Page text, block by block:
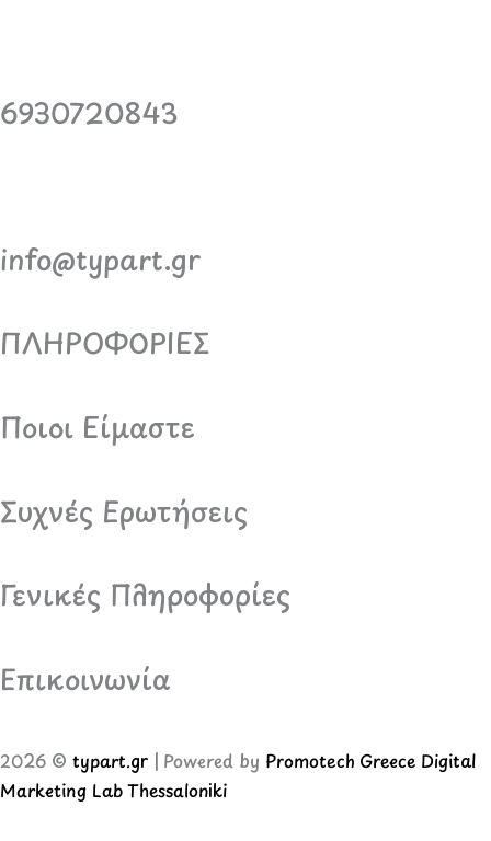
6930720843
info@typart.gr
ΠΛΗΡΟΦΟΡΙΕΣ
Ποιοι Είμαστε
Συχνές Ερωτήσεις
Γενικές Πληροφορίες
Επικοινωνία
2026 © typart.gr | Powered by Promotech Greece Digital
Marketing Lab Thessaloniki